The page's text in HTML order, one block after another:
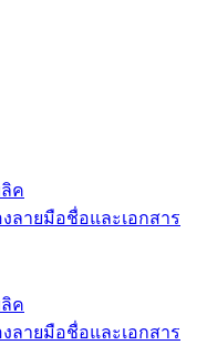
ลิค
ลายมือชื่อและเอกสาร
ลิค
ลายมือชื่อและเอกสาร